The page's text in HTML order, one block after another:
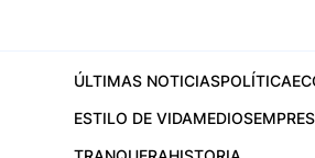
ÚLTIMAS NOTICIASPOLÍTICA
ESTILO DE VIDAMEDIOS